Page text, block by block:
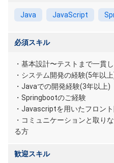
Java JavaScript
必須スキル
・基本設計〜テストまで一貫
・システム開発の経験(5年以
・Javaでの開発経験(3年以上)
・Springbootのご経験
・Javascriptを用いたフロン
・コミュニケーションと取り
る方
歓迎スキル